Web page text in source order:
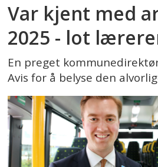
Var kjent med
2025 - lot
En preget
Avis for å belyse den